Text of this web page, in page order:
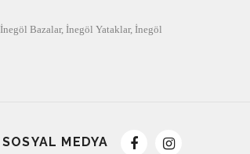
İnegöl Bazalar, İnegöl Yataklar, İnegöl
SOSYAL MEDYA